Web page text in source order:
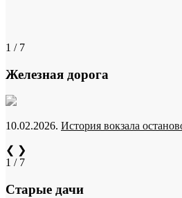
1 / 7
Железная дорога
10.02.2026. История вокзала
❮ ❯
1 / 7
Старые дачи